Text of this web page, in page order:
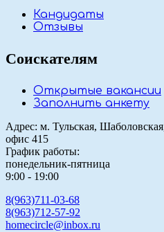
Кандидаты
Отзывы
Соискателям
Открытые вакансии
Заполнить анкету
Адрес: м. Тульская,
офис 415
График работы:
понедельник-пятница
9:00 - 19:00
8(963)711-03-68
8(963)712-57-92
homecircle@inbox.ru